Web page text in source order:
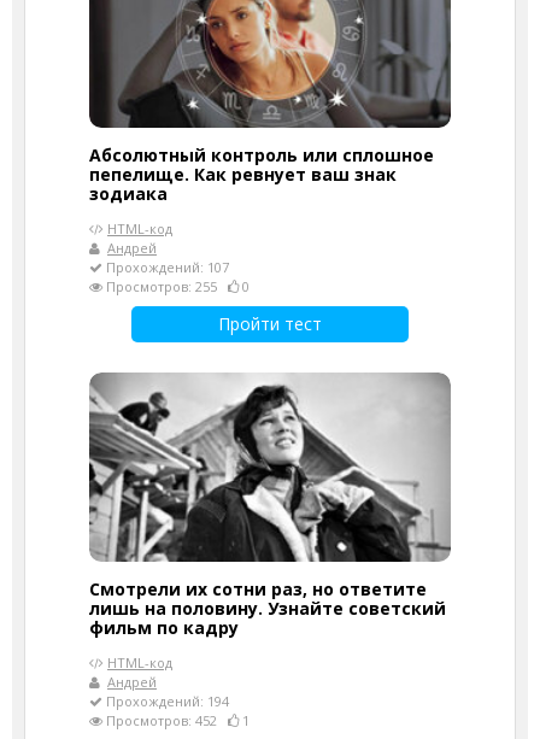
Абсолютный контроль или сплошное
пепелище. Как ревнует ваш знак
зодиака
HTML-код
Андрей
Прохождений: 107
Просмотров: 255
0
Пройти тест
Смотрели их сотни раз, но ответите
лишь на половину. Узнайте советский
фильм по кадру
HTML-код
Андрей
Прохождений: 194
Просмотров: 452
1